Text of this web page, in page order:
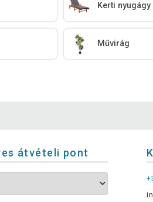
Kerti nyugágy
Művirág
átvételi pont